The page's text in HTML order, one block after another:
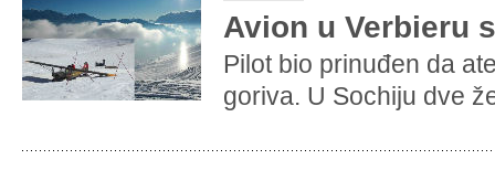
Avion u Verbieru
Pilot bio prinuđen da
goriva. U Sochiju dve